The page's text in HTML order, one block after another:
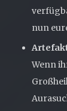
nun
Wenn